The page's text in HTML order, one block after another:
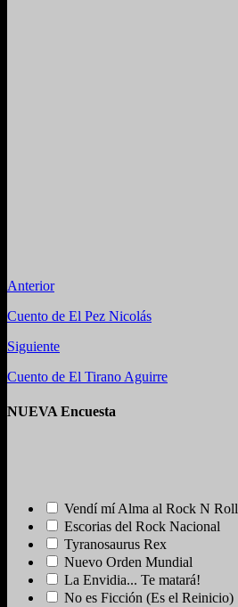
Anterior
Cuento de El Pez Nicolás
Siguiente
Cuento de El Tirano Aguirre
NUEVA Encuesta
Vendí mí Alma al Rock N Roll
Escorias del Rock Nacional
Tyranosaurus Rex
Nuevo Orden Mundial
La Envidia... Te matará!
No es Ficción (Es el Reinicio)